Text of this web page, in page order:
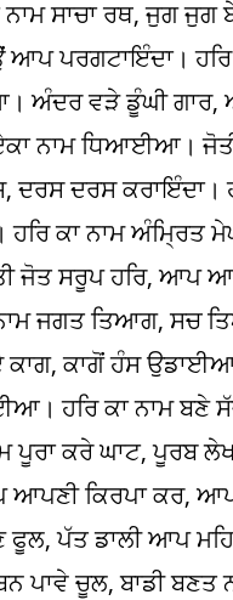
ਸਾਚਾ ਰਥ, ਜੁਗ ਜੁਗ
ਪਰਗਟਾਇੰਦਾ। ਹਰਿ
ਅੰਦਰ ਵੜੇ ਡੂੰਘੀ
ਨਾਮ ਧਿਆਈਆ।
ਦਰਸ ਕਰਾਇੰਦਾ।
ਹਰਿ ਕਾ ਨਾਮ ਅੰਮ੍ਰਿਤ
ਜੋਤ ਸਰੂਪ ਹਰਿ, ਆਪ
ਜਗਤ ਤਿਆਗ, ਸਚ
ਕਾਗ, ਕਾਗੋਂ ਹੰਸ
ਹਰਿ ਕਾ ਨਾਮ ਬਣੇ
ਕਰੇ ਘਾਟ, ਪੂਰਬ
ਆਪਣੀ ਕਿਰਪਾ ਕਰ,
ਫੂਲ, ਪੱਤ ਡਾਲੀ ਆਪ
ਪਾਵੇ ਚੂਲ, ਬਾਡੀ ਬਣਤ